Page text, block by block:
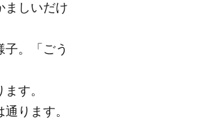
ましいだけ
子。「ごう
す。
ります。